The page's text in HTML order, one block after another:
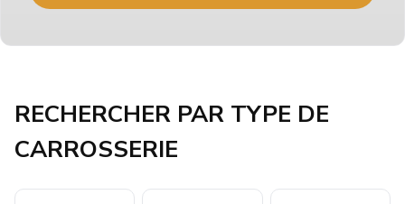
RECHERCHER PAR TYPE DE
CARROSSERIE